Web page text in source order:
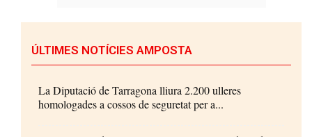
ÚLTIMES NOTÍCIES AMPOSTA
La Diputació de Tarragona lliura 2.200 ulleres
homologades a cossos de seguretat per a...